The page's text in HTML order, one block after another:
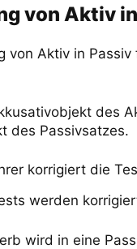
von Aktiv
von Aktiv in Passiv
des
des Passivsatzes.
korrigiert die
werden
wird in eine